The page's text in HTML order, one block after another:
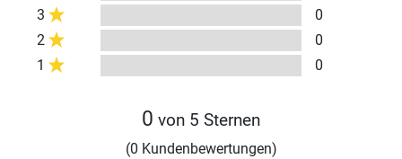
3
0
2
0
1
0
0 von 5 Sternen
(0 Kundenbewertungen)